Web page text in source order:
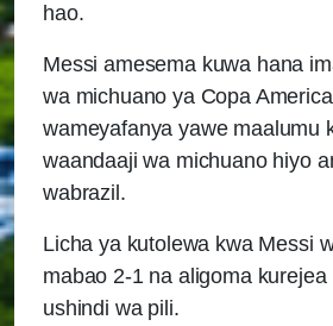
hao.
Messi amesema kuwa hana
wa michuano ya Copa
wameyafanya yawe maalumu
waandaaji wa michuano hiyo
wabrazil.
Licha ya kutolewa kwa Messi
mabao 2-1 na aligoma
ushindi wa pili.